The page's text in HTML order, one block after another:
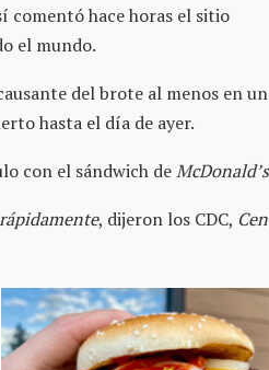
comentó hace horas el sitio
el mundo.
del brote al menos en
hasta el día de ayer.
con el sándwich deMcDonald’s
, dijeron los CDC,